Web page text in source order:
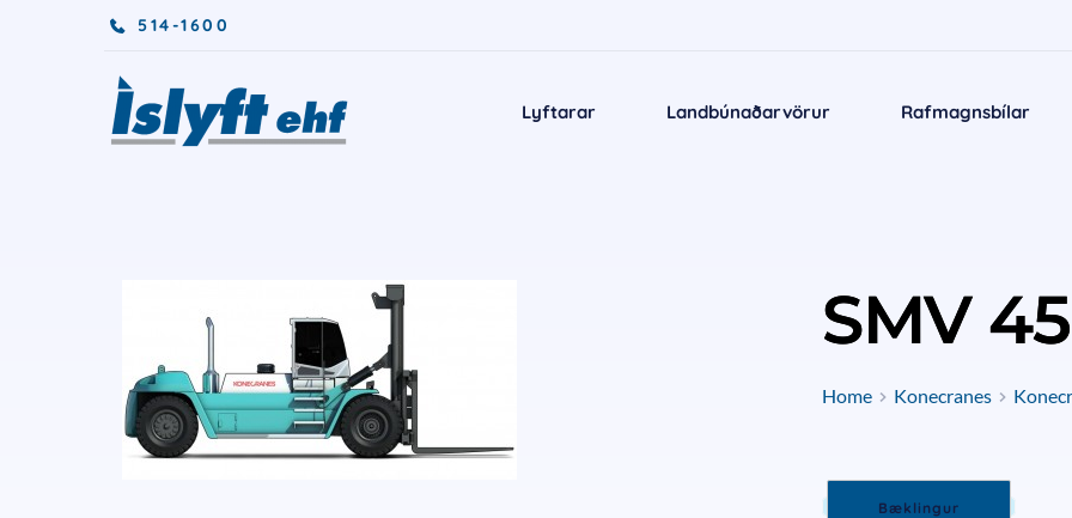
514-1600
Lyftarar Landbúnaðarvörur Rafmagnsbílar
SMV
Home Konecranes
Bæklingur